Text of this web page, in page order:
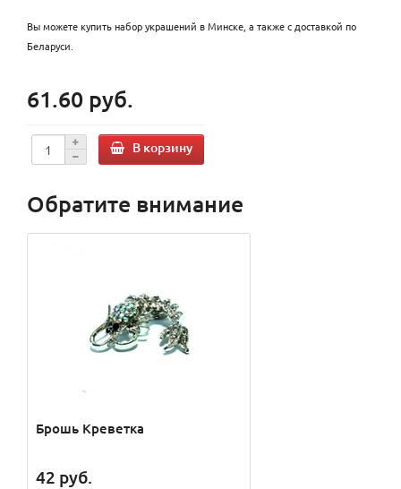
Вы можете купить набор украшений в Минске, а также с доставкой по
Беларуси.
61.60 руб.
В корзину
Обратите внимание
Брошь Креветка
42 руб.